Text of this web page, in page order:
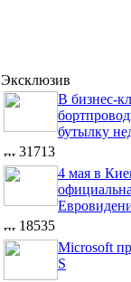
Эксклюзив
В бизнес-
бутылку
31713
4 мая в
18535
Microsoft
S